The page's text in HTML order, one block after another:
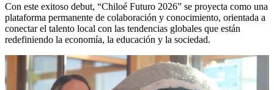
Con este exitoso debut, “Chiloé Futuro 2026” se proyecta como una
plataforma permanente de colaboración y conocimiento, orientada a
conectar el talento local con las tendencias globales que están
redefiniendo la economía, la educación y la sociedad.